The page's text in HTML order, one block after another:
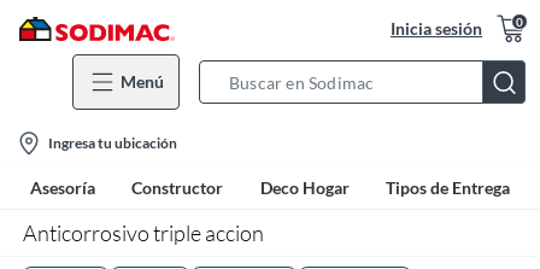
Inicia sesión 0
Menú
Bar
location-
icon
Ingresa tu ubicación
Asesoría Constructor Deco Hogar Tipos de Entrega
Anticorrosivo triple accion